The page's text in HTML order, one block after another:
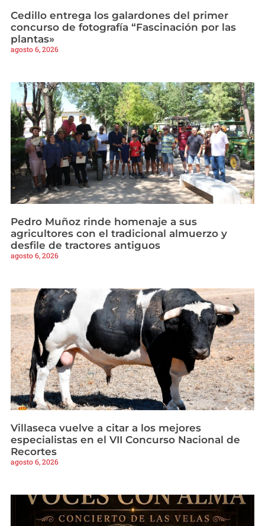
Cedillo entrega los galardones del primer
concurso de fotografía “Fascinación por las
plantas»
agosto 6, 2026
Pedro Muñoz rinde homenaje a sus
agricultores con el tradicional almuerzo y
desfile de tractores antiguos
agosto 6, 2026
Villaseca vuelve a citar a los mejores
especialistas en el VII Concurso Nacional de
Recortes
agosto 6, 2026